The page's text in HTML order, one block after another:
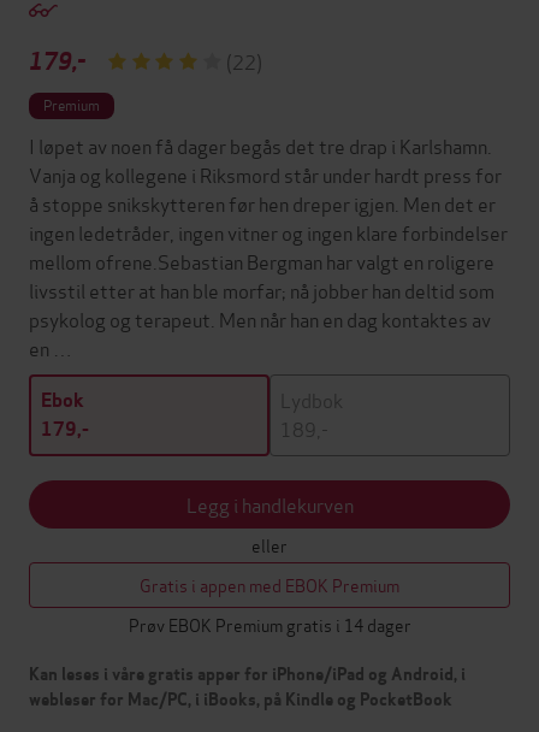
179,- (22)
Premium
I løpet av noen få dager begås det tre drap i Karlshamn.
Vanja og kollegene i Riksmord står under hardt press for
å stoppe snikskytteren før hen dreper igjen. Men det er
ingen ledetråder, ingen vitner og ingen klare forbindelser
mellom ofrene.Sebastian Bergman har valgt en roligere
livsstil etter at han ble morfar; nå jobber han deltid som
psykolog og terapeut. Men når han en dag kontaktes av
en …
Ebok
179,-
Lydbok
189,-
Legg i handlekurven
eller
Gratis i appen med EBOK Premium
Prøv EBOK Premium gratis i 14 dager
Kan leses i våre gratis apper for iPhone/iPad og Android, i
webleser for Mac/PC, i iBooks, på Kindle og PocketBook